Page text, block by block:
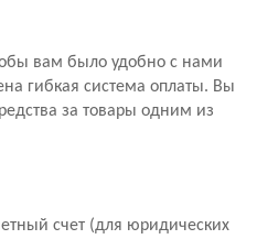
вам было удобно с нами
гибкая система оплаты. Вы
за товары одним из
счет (для юридических